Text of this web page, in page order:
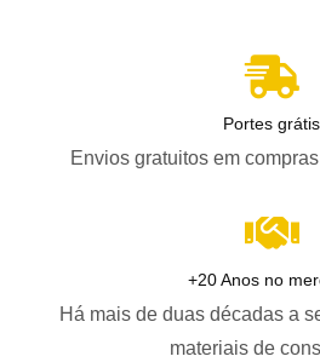
Portes grátis
Envios gratuitos em
+20 Anos no
Há mais de duas décadas a
materiais de